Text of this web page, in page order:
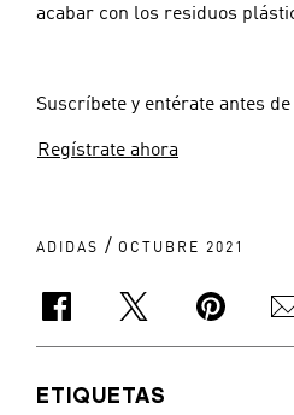
acabar con los residuos
Suscríbete y entérate antes
Regístrate ahora
ADIDAS / OCTUBRE 2021
ETIQUETAS